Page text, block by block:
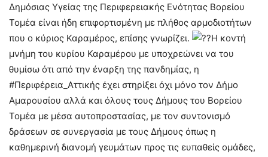
Δημόσιας Υγείας της Περιφερειακής Ενότητας Βορείου
Τομέα είναι ήδη επιφορτισμένη με πλήθος αρμοδιοτήτων
που ο κύριος Καραμέρος, επίσης γνωρίζει.
Η κοντή
μνήμη του κυρίου Καραμέρου με υποχρεώνει να του
θυμίσω ότι από την έναρξη της πανδημίας, η
#Περιφέρεια_Αττικής έχει στηρίξει όχι μόνο τον Δήμο
Αμαρουσίου αλλά και όλους τους Δήμους του Βορείου
Τομέα με μέσα αυτοπροστασίας, με τον συντονισμό
δράσεων σε συνεργασία με τους Δήμους όπως η
καθημερινή διανομή γευμάτων προς τις ευπαθείς ομάδες,